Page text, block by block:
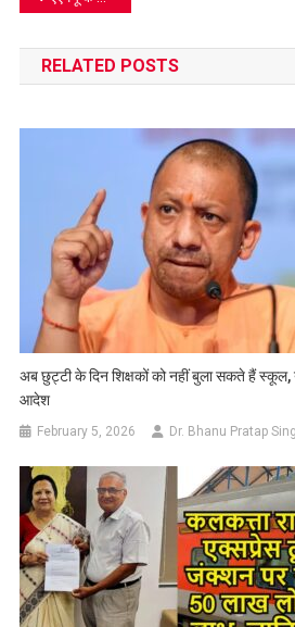
navigation
RELATED POSTS
अब छुट्टी के दिन शिक्षकों को नहीं बुला सकते हैं स्कूल,
आदेश
February 5, 2026 Dr. Bhanu Pratap